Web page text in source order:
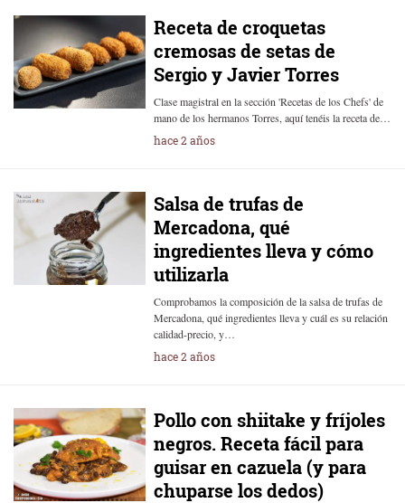
Receta de croquetas
cremosas de setas de
Sergio y Javier Torres
Clase magistral en la sección 'Recetas de los Chefs' de
mano de los hermanos Torres, aquí tenéis la receta de…
hace 2 años
Salsa de trufas de
Mercadona, qué
ingredientes lleva y cómo
utilizarla
Comprobamos la composición de la salsa de trufas de
Mercadona, qué ingredientes lleva y cuál es su relación
calidad-precio, y…
hace 2 años
Pollo con shiitake y fríjoles
negros. Receta fácil para
guisar en cazuela (y para
chuparse los dedos)